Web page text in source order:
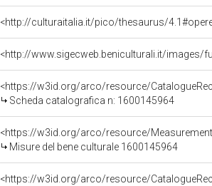
<http://culturaitalia.it/pico/thesaurus/
<http://www.sigecweb.beniculturali.it/images/
<https://w3id.org/arco/resource/
Scheda catalografica n: 1600145964
<https://w3id.org/arco/resource/
Misure del bene culturale 1600145964
<https://w3id.org/arco/resource/